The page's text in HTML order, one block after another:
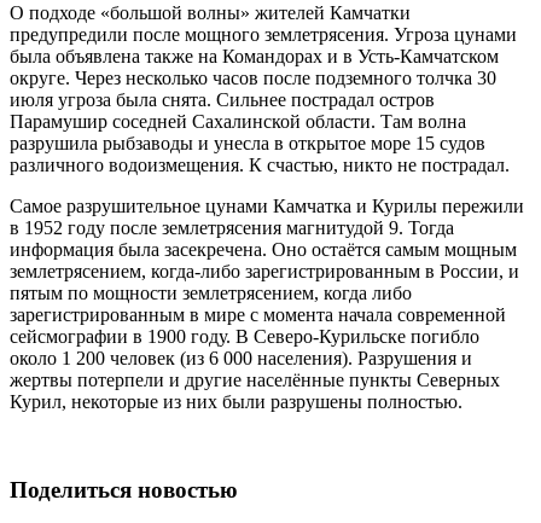
О подходе «большой волны» жителей Камчатки
предупредили после мощного землетрясения. Угроза цунами
была объявлена также на Командорах и в Усть-Камчатском
округе. Через несколько часов после подземного толчка 30
июля угроза была снята. Сильнее пострадал остров
Парамушир соседней Сахалинской области. Там волна
разрушила рыбзаводы и унесла в открытое море 15 судов
различного водоизмещения. К счастью, никто не пострадал.
Cамое разрушительное цунами Камчатка и Курилы пережили
в 1952 году после землетрясения магнитудой 9. Тогда
информация была засекречена. Оно остаётся самым мощным
землетрясением, когда-либо зарегистрированным в России, и
пятым по мощности землетрясением, когда либо
зарегистрированным в мире с момента начала современной
сейсмографии в 1900 году. В Северо-Курильске погибло
около 1 200 человек (из 6 000 населения). Разрушения и
жертвы потерпели и другие населённые пункты Северных
Курил, некоторые из них были разрушены полностью.
Поделиться новостью